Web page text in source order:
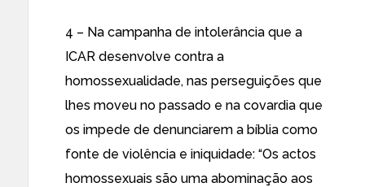
4 – Na campanha de intolerância que a
ICAR desenvolve contra a
homossexualidade, nas perseguições que
lhes moveu no passado e na covardia que
os impede de denunciarem a bíblia como
fonte de violência e iniquidade: “Os actos
homossexuais são uma abominação aos